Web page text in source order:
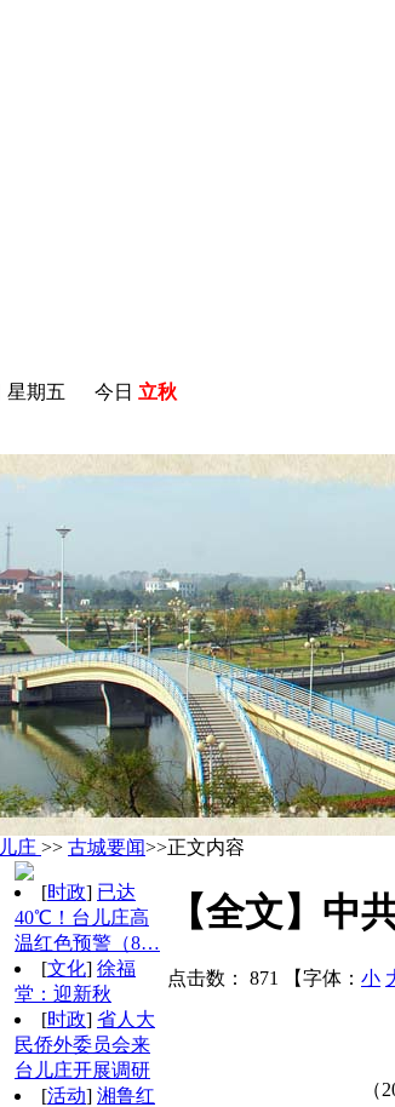
星期五 今日 立秋
庄 >> 古城要闻>>正文内容
[时政] 已达
40℃！台儿庄高
温红色预警（8…
[文化] 徐福
堂：迎新秋
[时政] 省人大
民侨外委员会来
台儿庄开展调研
[活动] 湘鲁红
【全文】中
点击数： 871 【字体： 小
（